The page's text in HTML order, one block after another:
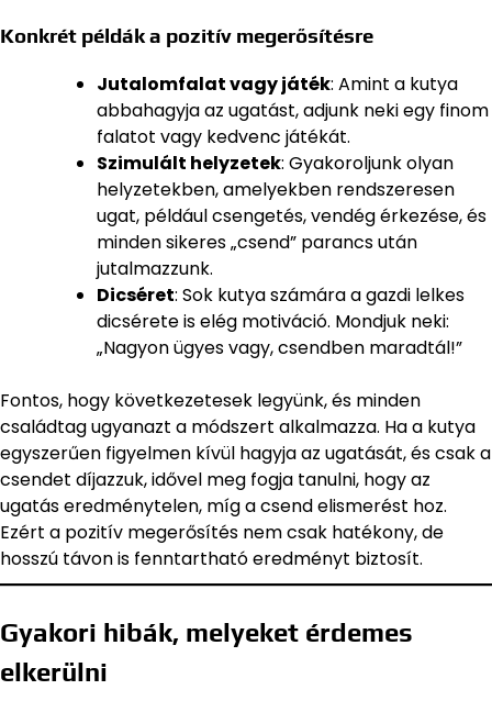
Konkrét példák a pozitív megerősítésre
Jutalomfalat vagy játék: Amint a kutya
abbahagyja az ugatást, adjunk neki egy finom
falatot vagy kedvenc játékát.
Szimulált helyzetek: Gyakoroljunk olyan
helyzetekben, amelyekben rendszeresen
ugat, például csengetés, vendég érkezése, és
minden sikeres „csend” parancs után
jutalmazzunk.
Dicséret: Sok kutya számára a gazdi lelkes
dicsérete is elég motiváció. Mondjuk neki:
„Nagyon ügyes vagy, csendben maradtál!”
Fontos, hogy következetesek legyünk, és minden
családtag ugyanazt a módszert alkalmazza. Ha a kutya
egyszerűen figyelmen kívül hagyja az ugatását, és csak a
csendet díjazzuk, idővel meg fogja tanulni, hogy az
ugatás eredménytelen, míg a csend elismerést hoz.
Ezért a pozitív megerősítés nem csak hatékony, de
hosszú távon is fenntartható eredményt biztosít.
Gyakori hibák, melyeket érdemes
elkerülni